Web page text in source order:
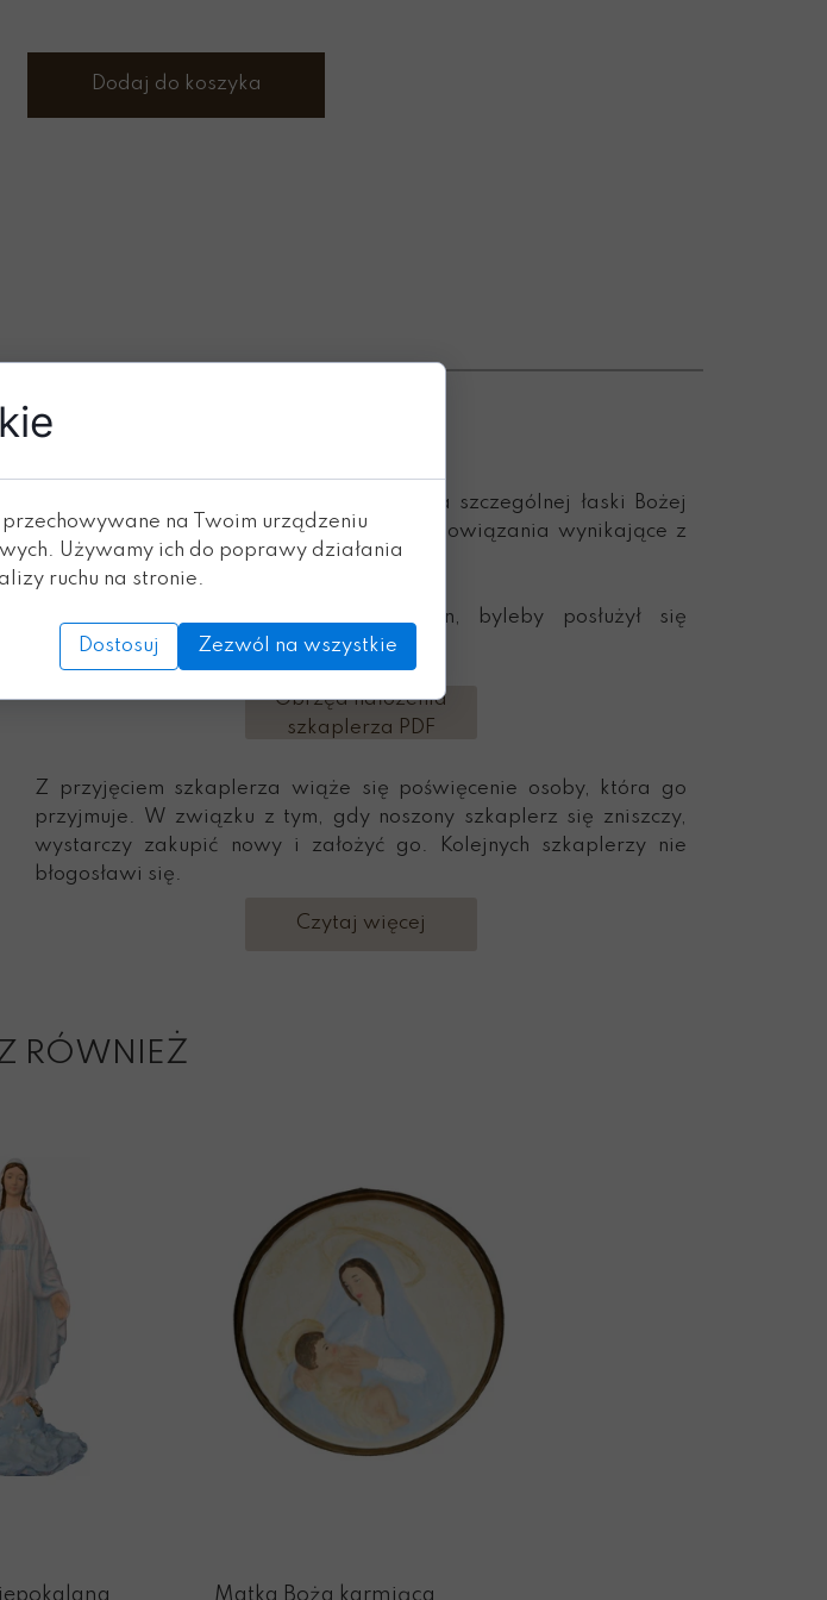
Obrzęd nałożenia
szkaplerza PDF
Czytaj więcej
Dodaj do koszyka
O SZKAPLERZU ŚWIĘTYM
tj. udziela szczególnej łaski Bożej
temu, kto nosi go z wiarą i wypełnia zobowiązania wynikające z
jego przyjęcia.
Szkaplerz może nałożyć każdy kapłan, byleby posłużył się
stosownym obrzędem.
Z przyjęciem szkaplerza wiąże się poświęcenie osoby, która go
przyjmuje. W związku z tym, gdy noszony szkaplerz się zniszczy,
wystarczy zakupić nowy i założyć go. Kolejnych szkaplerzy nie
błogosławi się.
RÓWNIEŻ
Matka Boża karmiąca
na Twoim urządzeniu
Używamy ich do poprawy działania
ruchu na stronie.
Dostosuj Zezwól na wszystkie